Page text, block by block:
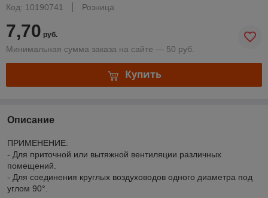
Код: 10190741
Розница
7,70 руб.
Минимальная сумма заказа на сайте — 50 руб.
Купить
Описание
ПРИМЕНЕНИЕ:
- Для приточной или вытяжной вентиляции различных
помещений.
- Для соединения круглых воздуховодов одного диаметра под
углом 90°.